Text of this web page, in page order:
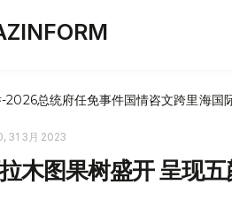
-2026总统府任免事件国情咨文跨里海国
31 3月 2023
木图果树盛开 呈现